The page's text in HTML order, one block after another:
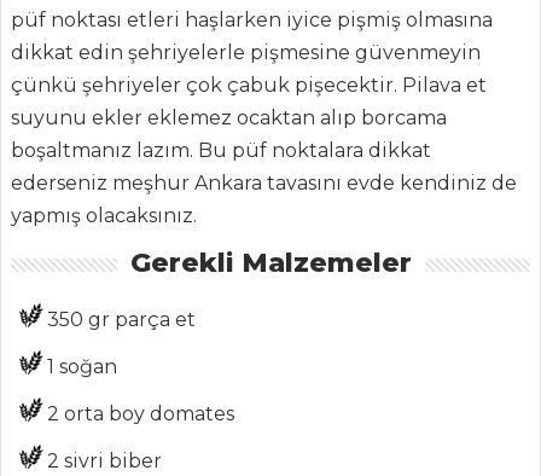
Haber
ŞEFİN TARİFLERİ
MENÜLER
Tüm
Kategoriler
ET YEMEKLERI
ISTAKOZ PİLAKİ
VE İMAMBAYILDI
püf noktası etleri haşlarken iyice pişmiş olmasına
dikkat edin şehriyelerle pişmesine güvenmeyin
çünkü şehriyeler çok çabuk pişecektir. Pilava et
suyunu ekler eklemez ocaktan alıp borcama
boşaltmanız lazım. Bu püf noktalara dikkat
ederseniz meşhur Ankara tavasını evde kendiniz de
yapmış olacaksınız.
Gerekli Malzemeler
350 gr parça et
1 soğan
2 orta boy domates
2 sivri biber